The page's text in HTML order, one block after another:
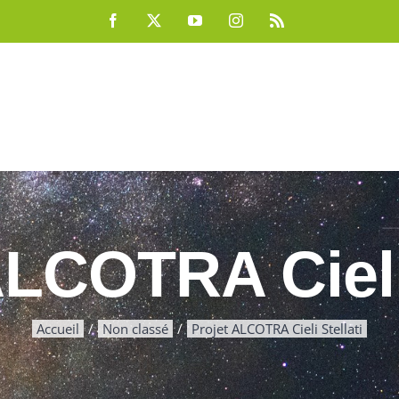
Facebook YouTubeInstagram
Accueil Non classé Projet ALCOTRA Cieli Stellati